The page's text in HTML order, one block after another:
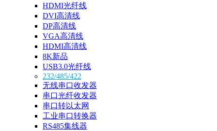
HDMI光纤线
DVI高清线
DP高清线
VGA高清线
HDMI高清线
8K新品
USB3.0光纤线
232/485/422
无线串口收发器
串口光纤收发器
串口转以太网
工业串口转换器
RS485集线器